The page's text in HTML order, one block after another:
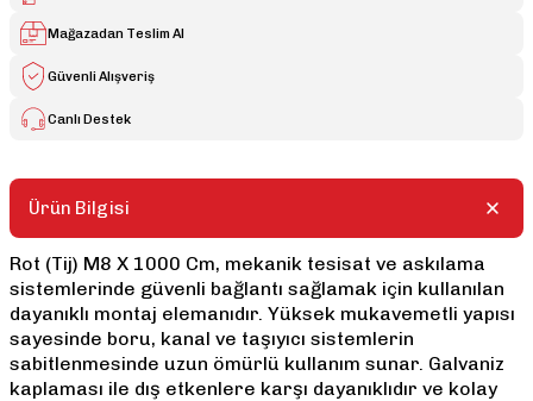
Mağazadan Teslim Al
Güvenli Alışveriş
Canlı Destek
Ürün Bilgisi
Rot (Tij) M8 X 1000 Cm, mekanik tesisat ve askılama
sistemlerinde güvenli bağlantı sağlamak için kullanılan
dayanıklı montaj elemanıdır. Yüksek mukavemetli yapısı
sayesinde boru, kanal ve taşıyıcı sistemlerin
sabitlenmesinde uzun ömürlü kullanım sunar. Galvaniz
kaplaması ile dış etkenlere karşı dayanıklıdır ve kolay